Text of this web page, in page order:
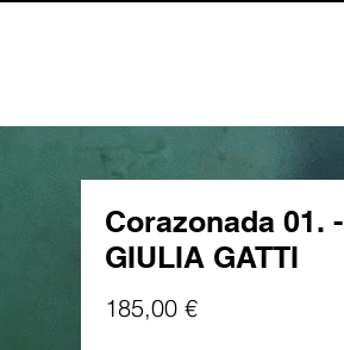
Corazonada 01. -
GIULIA GATTI
185,00 €Prezzo